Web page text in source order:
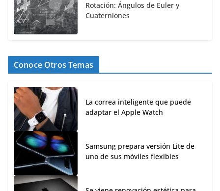
Rotación: Ángulos de Euler y
Cuaterniones
Conoce Otros Temas
La correa inteligente que puede
adaptar el Apple Watch
Samsung prepara versión Lite de
uno de sus móviles flexibles